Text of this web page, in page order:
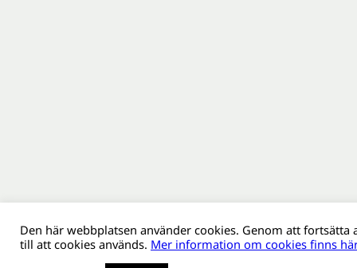
Den här webbplatsen använder cookies. Genom att fortsätta
till att cookies används. Mer information om cookies finns